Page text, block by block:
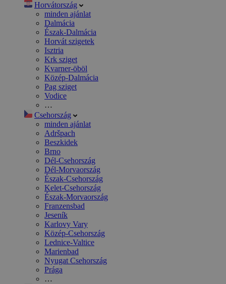
Horvátország
minden ajánlat
Dalmácia
Észak-Dalmácia
Horvát szigetek
Isztria
Krk sziget
Kvarner-öböl
Közép-Dalmácia
Pag sziget
Vodice
…
Csehország
minden ajánlat
Adršpach
Beszkidek
Brno
Dél-Csehország
Dél-Morvaország
Észak-Csehország
Kelet-Csehország
Észak-Morvaország
Franzensbad
Jeseník
Karlovy Vary
Közép-Csehország
Lednice-Valtice
Marienbad
Nyugat Csehország
Prága
…